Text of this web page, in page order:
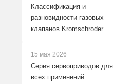
Классификация и
разновидности газовых
клапанов Kromschroder
15 мая 2026
Серия сервоприводов для
всех применений